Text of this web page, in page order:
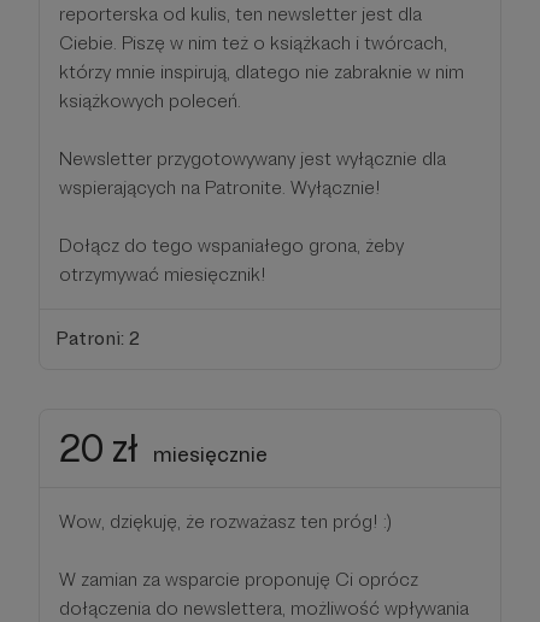
reporterska od kulis, ten newsletter jest dla
Ciebie. Piszę w nim też o książkach i twórcach,
którzy mnie inspirują, dlatego nie zabraknie w nim
książkowych poleceń.
Newsletter przygotowywany jest wyłącznie dla
wspierających na Patronite. Wyłącznie!
Dołącz do tego wspaniałego grona, żeby
otrzymywać miesięcznik!
Patroni: 2
20 zł miesięcznie
Wow, dziękuję, że rozważasz ten próg! :)
W zamian za wsparcie proponuję Ci oprócz
dołączenia do newslettera, możliwość wpływania